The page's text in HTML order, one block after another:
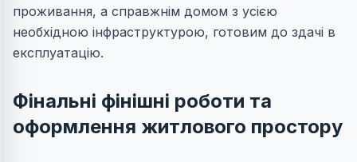
проживання, а справжнім домом з усією
необхідною інфраструктурою, готовим до здачі в
експлуатацію.
Фінальні фінішні роботи та
оформлення житлового простору